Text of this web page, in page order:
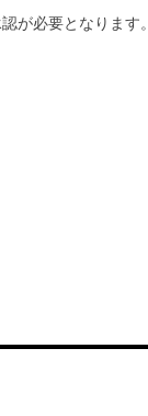
が必要となります。